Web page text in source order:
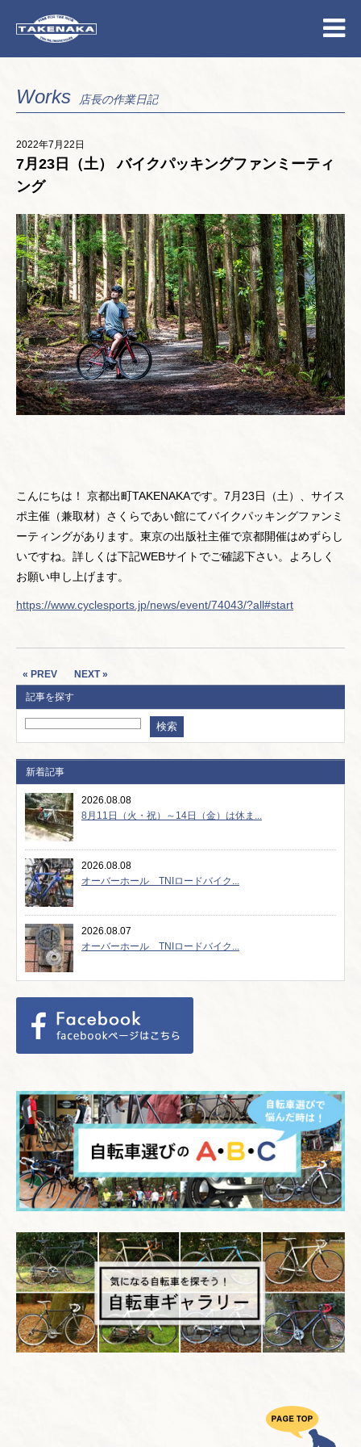
Works 店長の作業日記
2022年7月22日
7月23日（土） バイクパッキングファンミーティ
ング
こんにちは！ 京都出町TAKENAKAです。7月23日（土）、サイス
ポ主催（兼取材）さくらであい館にてバイクパッキングファンミ
ーティングがあります。東京の出版社主催で京都開催はめずらし
いですね。詳しくは下記WEBサイトでご確認下さい。よろしく
お願い申し上げます。
https://www.cyclesports.jp/news/event/74043/?all#start
« PREV
NEXT »
記事を探す
新着記事
2026.08.08
8月11日（火・祝）～14日（金）は休ま...
2026.08.08
オーバーホール TNIロードバイク...
2026.08.07
オーバーホール TNIロードバイク...